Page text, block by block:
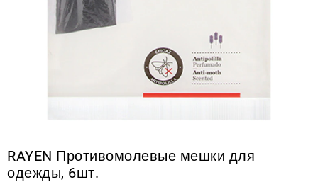
RAYEN Противомолевые мешки для
одежды, 6шт.